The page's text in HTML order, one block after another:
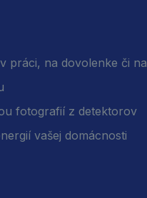
práci, na dovolenke či
fotografií z detektorov
vašej domácnosti